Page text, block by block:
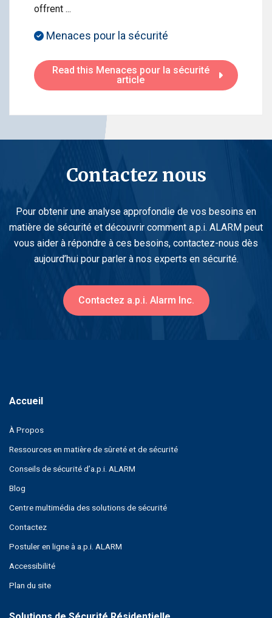
offrent ...
Menaces pour la sécurité
Read this Menaces pour la sécurité
article
Contactez nous
Pour obtenir une analyse approfondie de vos besoins en
matière de sécurité et découvrir comment a.p.i. ALARM peut
vous aider à répondre à ces besoins, contactez-nous dès
aujourd’hui pour parler à nos experts en sécurité.
Contactez a.p.i. Alarm Inc.
À Propos
Ressources en matière de sûreté et de sécurité
Conseils de sécurité d’a.p.i. ALARM
Blog
Centre multimédia des solutions de sécurité
Contactez
Postuler en ligne à a.p.i. ALARM
Accessibilité
Plan du site